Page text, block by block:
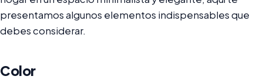
presentamos algunos elementos indispensables que
debes considerar.
Color